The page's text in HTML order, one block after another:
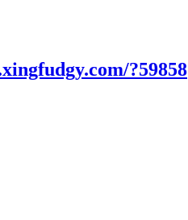
?59858